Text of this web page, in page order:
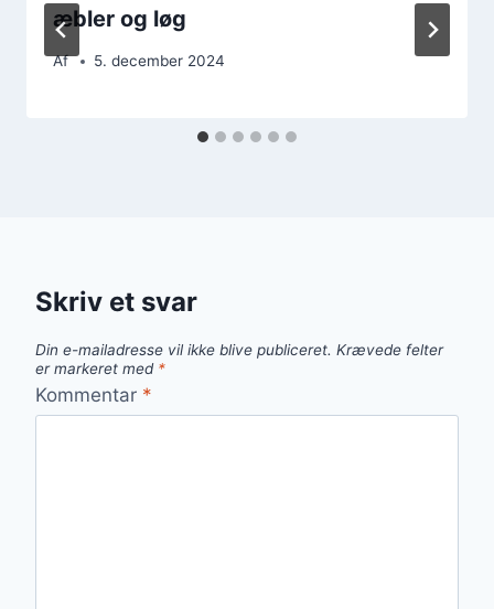
æbler og løg
Af 5. december 2024
Skriv et svar
Din e-mailadresse vil ikke blive publiceret. Krævede felter
er markeret med *
Kommentar *